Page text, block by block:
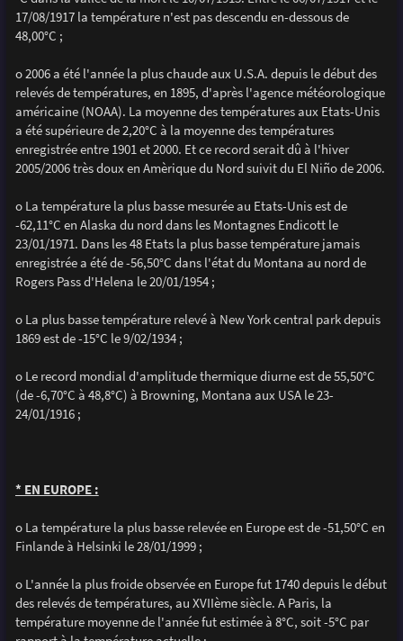
17/08/1917 la température n'est pas descendu en-dessous de
48,00°C ;
o 2006 a été l'année la plus chaude aux U.S.A. depuis le début des
relevés de températures, en 1895, d'après l'agence météorologique
américaine (NOAA). La moyenne des températures aux Etats-Unis
a été supérieure de 2,20°C à la moyenne des températures
enregistrée entre 1901 et 2000. Et ce record serait dû à l'hiver
2005/2006 très doux en Amèrique du Nord suivit du El Niño de 2006.
o La température la plus basse mesurée au Etats-Unis est de
-62,11°C en Alaska du nord dans les Montagnes Endicott le
23/01/1971. Dans les 48 Etats la plus basse température jamais
enregistrée a été de -56,50°C dans l'état du Montana au nord de
Rogers Pass d'Helena le 20/01/1954 ;
o La plus basse température relevé à New York central park depuis
1869 est de -15°C le 9/02/1934 ;
o Le record mondial d'amplitude thermique diurne est de 55,50°C
(de -6,70°C à 48,8°C) à Browning, Montana aux USA le 23-
24/01/1916 ;
* EN EUROPE :
o La température la plus basse relevée en Europe est de -51,50°C en
Finlande à Helsinki le 28/01/1999 ;
o L'année la plus froide observée en Europe fut 1740 depuis le début
des relevés de températures, au XVIIème siècle. A Paris, la
température moyenne de l'année fut estimée à 8°C, soit -5°C par